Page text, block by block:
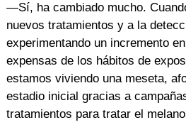
—Sí, ha cambiado mucho.
nuevos tratamientos y a la
experimentando un incremento
expensas de los hábitos de
estamos viviendo una meseta,
estadio inicial gracias a
tratamientos para tratar el